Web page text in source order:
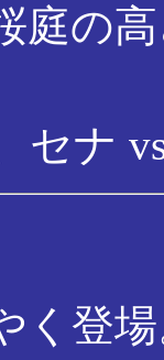
庭の
セナ
く登